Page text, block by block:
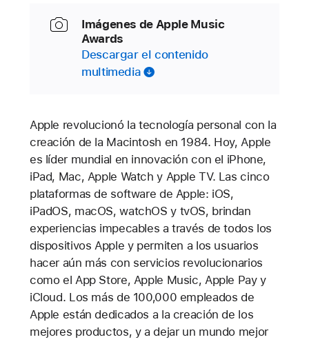
Imágenes de Apple Music
Awards
Descargar el contenido
multimedia
Apple revolucionó la tecnología personal con la
creación de la Macintosh en 1984. Hoy, Apple
es líder mundial en innovación con el iPhone,
iPad, Mac, Apple Watch y Apple TV. Las cinco
plataformas de software de Apple: iOS,
iPadOS, macOS, watchOS y tvOS, brindan
experiencias impecables a través de todos los
dispositivos Apple y permiten a los usuarios
hacer aún más con servicios revolucionarios
como el App Store, Apple Music, Apple Pay y
iCloud. Los más de 100,000 empleados de
Apple están dedicados a la creación de los
mejores productos, y a dejar un mundo mejor